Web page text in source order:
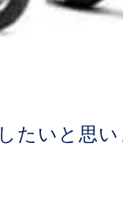
したいと思